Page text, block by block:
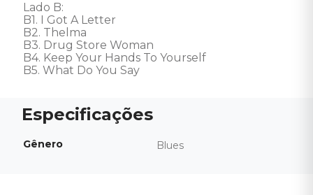
Lado B:
B1. I Got A Letter
B2. Thelma
B3. Drug Store Woman
B4. Keep Your Hands To Yourself
B5. What Do You Say
Gênero Blues